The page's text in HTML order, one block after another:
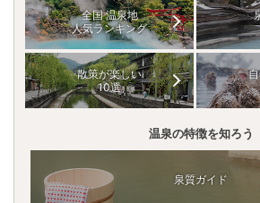
全国 温泉地
人気ランキング
散策が楽しい
10選
温泉の特徴を知ろう
泉質ガイド